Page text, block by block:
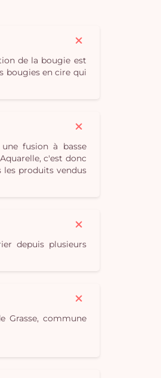
de la bougie est
bougies en cire qui
fusion à basse
c'est donc
les produits vendus
depuis plusieurs
Grasse, commune